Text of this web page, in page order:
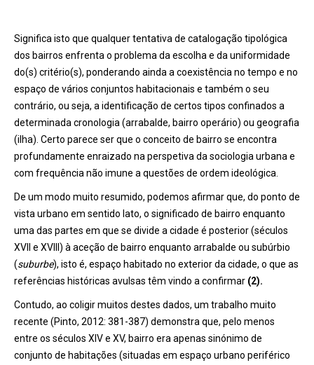
Significa isto que qualquer tentativa de catalogação tipológica
dos bairros enfrenta o problema da escolha e da uniformidade
do(s) critério(s), ponderando ainda a coexistência no tempo e no
espaço de vários conjuntos habitacionais e também o seu
contrário, ou seja, a identificação de certos tipos confinados a
determinada cronologia (arrabalde, bairro operário) ou geografia
(ilha). Certo parece ser que o conceito de bairro se encontra
profundamente enraizado na perspetiva da sociologia urbana e
com frequência não imune a questões de ordem ideológica.
De um modo muito resumido, podemos afirmar que, do ponto de
vista urbano em sentido lato, o significado de bairro enquanto
uma das partes em que se divide a cidade é posterior (séculos
XVII e XVIII) à aceção de bairro enquanto arrabalde ou subúrbio
(suburbe), isto é, espaço habitado no exterior da cidade, o que as
referências históricas avulsas têm vindo a confirmar (2).
Contudo, ao coligir muitos destes dados, um trabalho muito
recente (Pinto, 2012: 381-387) demonstra que, pelo menos
entre os séculos XIV e XV, bairro era apenas sinónimo de
conjunto de habitações (situadas em espaço urbano periférico